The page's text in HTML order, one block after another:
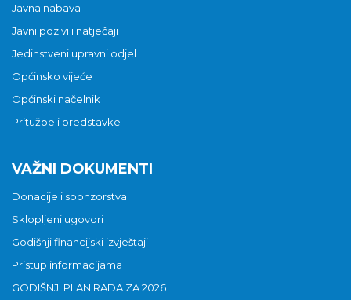
Javna nabava
Javni pozivi i natječaji
Jedinstveni upravni odjel
Općinsko vijeće
Općinski načelnik
Pritužbe i predstavke
VAŽNI DOKUMENTI
Donacije i sponzorstva
Sklopljeni ugovori
Godišnji financijski izvještaji
Pristup informacijama
GODIŠNJI PLAN RADA ZA 2026